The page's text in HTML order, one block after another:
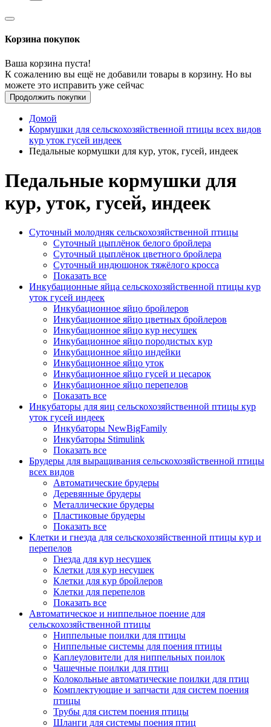
Корзина покупок
Ваша корзина пуста!
К сожалению вы ещё не добавили товары в корзину. Но вы
можете это исправить уже сейчас
Продолжить покупки
Домой
Кормушки для сельскохозяйственной птицы всех видов
кур уток гусей индеек
Педальные кормушки для кур, уток, гусей, индеек
Педальные кормушки для
кур, уток, гусей, индеек
Суточный молодняк сельскохозяйственной птицы
Суточный цыплёнок белого бройлера
Суточный цыплёнок цветного бройлера
Суточный индюшонок тяжёлого кросса
Показать все
Инкубационные яйца сельскохозяйственной птицы кур
уток гусей индеек
Инкубационное яйцо бройлеров
Инкубационное яйцо цветных бройлеров
Инкубационное яйцо кур несушек
Инкубационное яйцо породистых кур
Инкубационное яйцо индейки
Инкубационное яйцо уток
Инкубационное яйцо гусей и цесарок
Инкубационное яйцо перепелов
Показать все
Инкубаторы для яиц сельскохозяйственной птицы кур
уток гусей индеек
Инкубаторы NewBigFamily
Инкубаторы Stimulink
Показать все
Брудеры для выращивания сельскохозяйственной птицы
всех видов
Автоматические брудеры
Деревянные брудеры
Металлические брудеры
Пластиковые брудеры
Показать все
Клетки и гнезда для сельскохозяйственной птицы кур и
перепелов
Гнезда для кур несушек
Клетки для кур несушек
Клетки для кур бройлеров
Клетки для перепелов
Показать все
Автоматическое и ниппельное поение для
сельскохозяйственной птицы
Ниппельные поилки для птицы
Ниппельные системы для поения птицы
Каплеуловители для ниппельных поилок
Чашечные поилки для птиц
Колокольные автоматические поилки для птиц
Комплектующие и запчасти для систем поения
птицы
Трубы для систем поения птицы
Шланги для системы поения птиц